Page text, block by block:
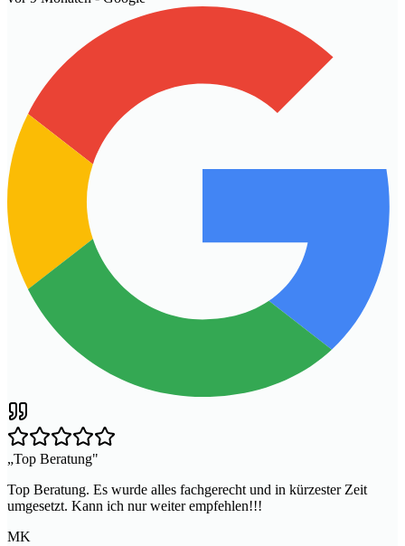
„Top Beratung"
Top Beratung. Es wurde alles fachgerecht und in kürzester Zeit
umgesetzt. Kann ich nur weiter empfehlen!!!
MK